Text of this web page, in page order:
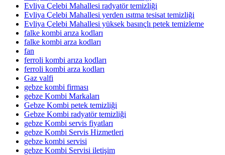
Evliya Çelebi Mahallesi radyatör temizliği
Evliya Çelebi Mahallesi yerden ısıtma tesisat temizliği
Evliya Çelebi Mahallesi yüksek basınçlı petek temizleme
falke kombi arıza kodları
falke kombi arza kodları
fan
ferroli kombi arıza kodları
ferroli kombi arza kodları
Gaz valfi
gebze kombi firması
gebze Kombi Markaları
Gebze Kombi petek temizliği
Gebze Kombi radyatör temizliği
gebze Kombi servis fiyatları
gebze Kombi Servis Hizmetleri
gebze kombi servisi
gebze Kombi Servisi iletişim